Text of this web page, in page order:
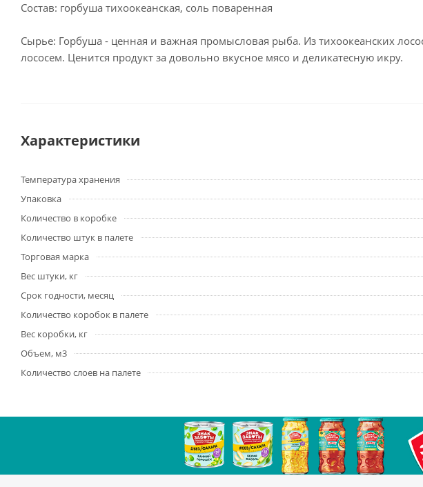
Состав: горбуша тихоокеанская, соль поваренная
Сырье: Горбуша - ценная и важная промысловая рыба. Из тихоокеанских
лососем. Ценится продукт за довольно вкусное мясо и деликатесную икру.
Характеристики
Температура хранения
Упаковка
Количество в коробке
Количество штук в палете
Торговая марка
Вес штуки, кг
Срок годности, месяц
Количество коробок в палете
Вес коробки, кг
Объем, м3
Количество слоев на палете